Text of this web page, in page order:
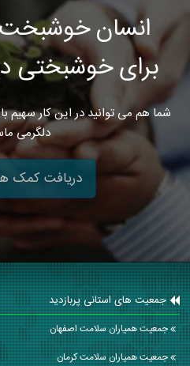
انسان
برای خوشبختی
شما هم می توانید در این کار
دلگرمی
دریافت کمک
جمعیت های استانی پربازدید
جمعیت همیاران سلامت اصفهان
جمعیت همیاران سلامت كرمان